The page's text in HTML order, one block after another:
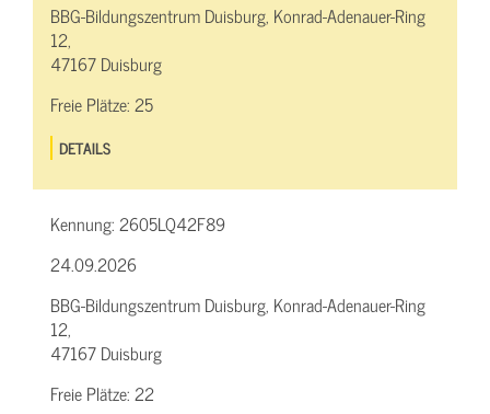
BBG-Bildungszentrum Duisburg, Konrad-Adenauer-Ring
12,
47167 Duisburg
Freie Plätze:25
DETAILS
Kennung:2605LQ42F89
24.09.2026
BBG-Bildungszentrum Duisburg, Konrad-Adenauer-Ring
12,
47167 Duisburg
Freie Plätze:22